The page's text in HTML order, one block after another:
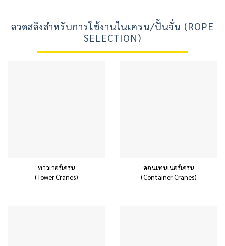
ลวดสลิงสำหรับการใช้งานในเครน/ปั้นจั่น (ROPE
SELECTION)
ทาวเวอร์เครน
(Tower Cranes)
คอนเทนเนอร์เครน
(Container Cranes)